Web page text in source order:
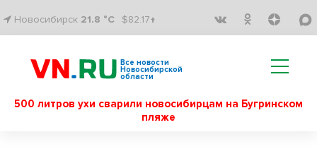
Новосибирск 21.8 °C $82.17↑
Все новости
Новосибирской
области
500 литров ухи сварили новосибирцам на Бугринском
пляже